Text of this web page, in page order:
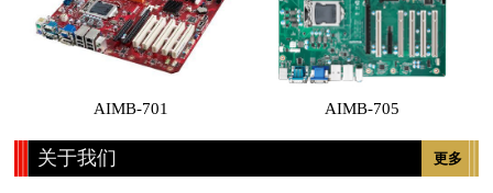
AIMB-701 AIMB-705
更多
关于我们